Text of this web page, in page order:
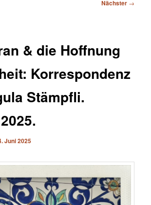
Nächster →
& die Hoffnung
Korrespondenz
Stämpfli.
Juni 2025